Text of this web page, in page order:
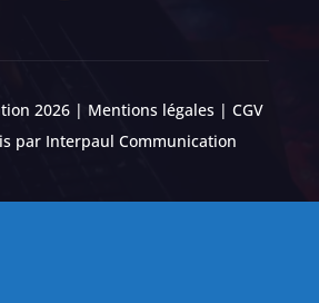
2026 | Mentions légales| CGV
par Interpaul Communication